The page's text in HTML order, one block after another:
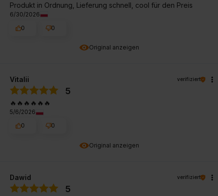
Original anzeigen
Produkt in Ordnung, Lieferung schnell, cool für den Preis
6/30/2026
0
0
Original anzeigen
Vitalii verifiziert
5
🔥🔥🔥🔥🔥🔥
5/6/2026
0
0
Dawid verifiziert
5